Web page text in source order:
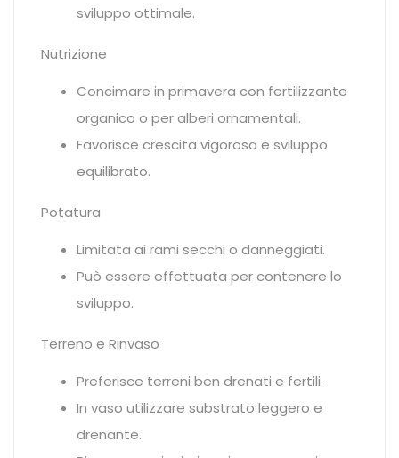
sviluppo ottimale.
Nutrizione
Concimare in primavera con fertilizzante
organico o per alberi ornamentali.
Favorisce crescita vigorosa e sviluppo
equilibrato.
Potatura
Limitata ai rami secchi o danneggiati.
Può essere effettuata per contenere lo
sviluppo.
Terreno e Rinvaso
Preferisce terreni ben drenati e fertili.
In vaso utilizzare substrato leggero e
drenante.